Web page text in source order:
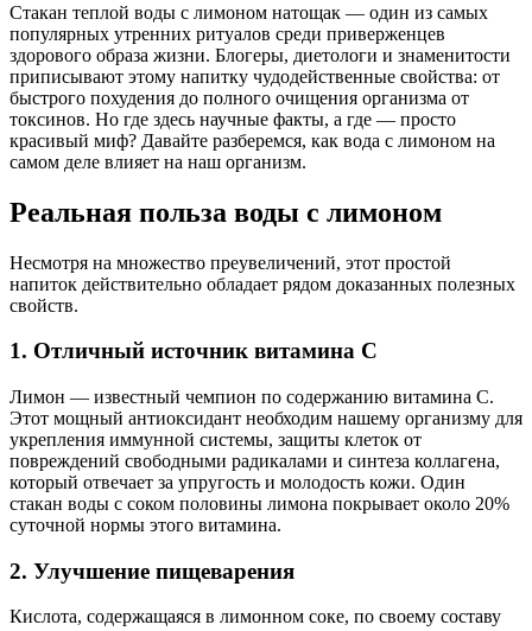
Стакан теплой воды с лимоном натощак — один из самых
популярных утренних ритуалов среди приверженцев
здорового образа жизни. Блогеры, диетологи и знаменитости
приписывают этому напитку чудодейственные свойства: от
быстрого похудения до полного очищения организма от
токсинов. Но где здесь научные факты, а где — просто
красивый миф? Давайте разберемся, как вода с лимоном на
самом деле влияет на наш организм.
Реальная польза воды с лимоном
Несмотря на множество преувеличений, этот простой
напиток действительно обладает рядом доказанных полезных
свойств.
1. Отличный источник витамина С
Лимон — известный чемпион по содержанию витамина С.
Этот мощный антиоксидант необходим нашему организму для
укрепления иммунной системы, защиты клеток от
повреждений свободными радикалами и синтеза коллагена,
который отвечает за упругость и молодость кожи. Один
стакан воды с соком половины лимона покрывает около 20%
суточной нормы этого витамина.
2. Улучшение пищеварения
Кислота, содержащаяся в лимонном соке, по своему составу